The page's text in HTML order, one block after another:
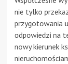
nie tylko
przygotowania
odpowiedzi na
nowy kierunek